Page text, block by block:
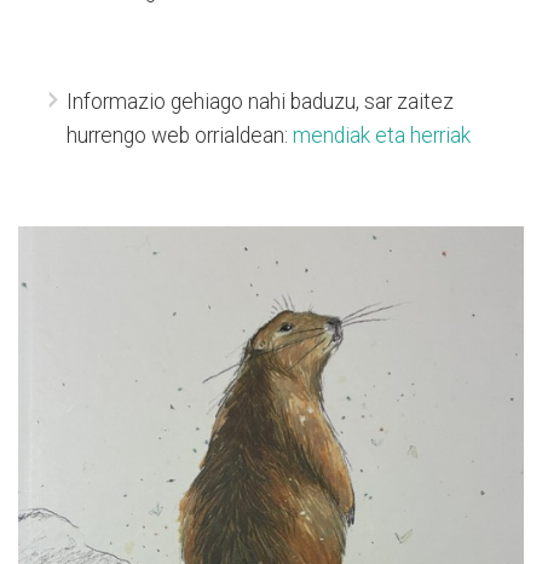
Informazio gehiago nahi baduzu, sar zaitez
hurrengo web orrialdean: mendiak eta herriak